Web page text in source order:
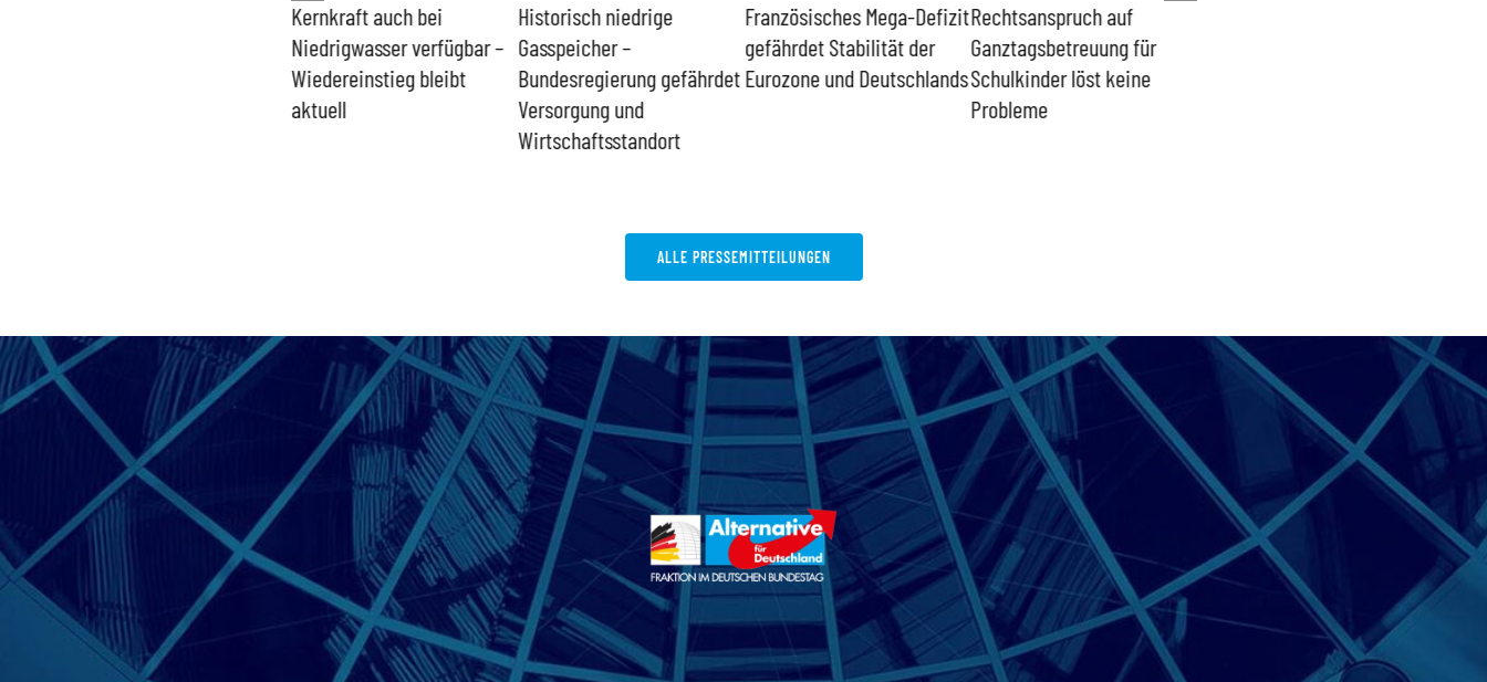
Kernkraft auch bei
Niedrigwasser verfügbar –
Wiedereinstieg bleibt
aktuell
Historisch niedrige
Gasspeicher –
Bundesregierung gefährdet
Versorgung und
Wirtschaftsstandort
Französisches Mega-Defizit
gefährdet Stabilität der
Eurozone und Deutschlands
Rechtsanspruch auf
Ganztagsbetreuung für
Schulkinder löst keine
Probleme
ALLE PRESSEMITTEILUNGEN